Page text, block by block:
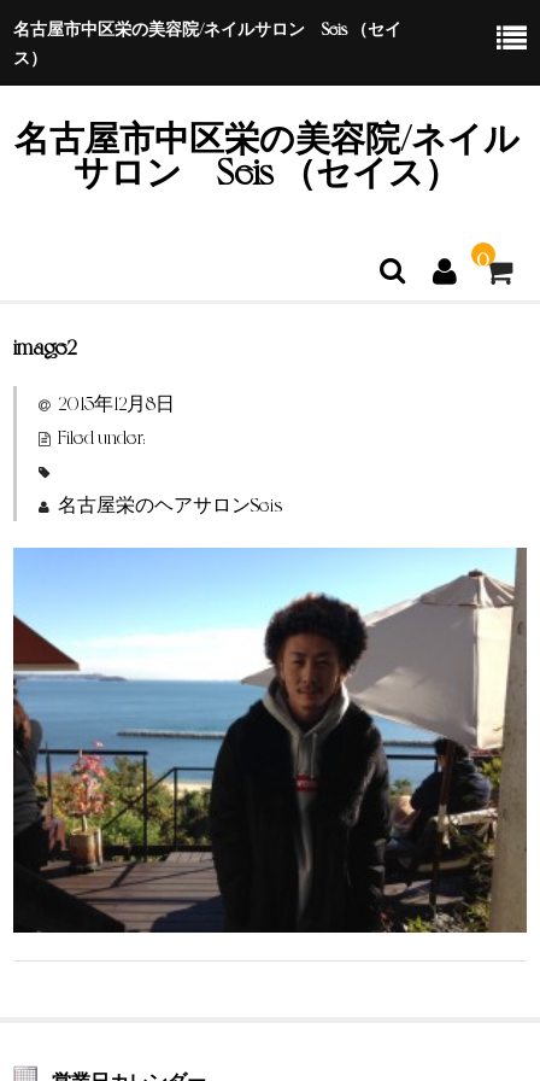
名古屋市中区栄の美容院/ネイルサロン Seis （セイ
ス）
名古屋市中区栄の美容院/ネイル
サロン Seis （セイス）
0
ホーム
特定商取引法に基づく表示
image2
2015年12月8日
Filed under:
名古屋栄のヘアサロンSeis